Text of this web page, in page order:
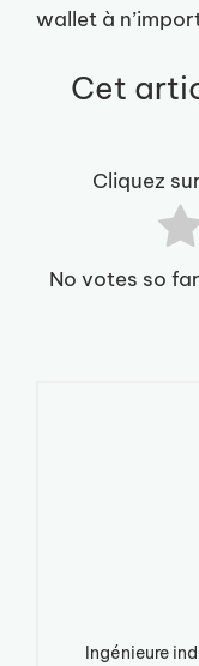
wallet à
Cet
Cliquez
No votes so
Ingénieure